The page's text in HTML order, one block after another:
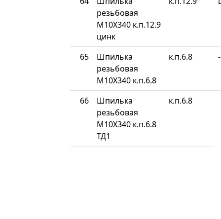
резьбовая
М10Х340 к.п.12.9
цинк
65
Шпилька
резьбовая
М10Х340 к.п.6.8
к.п.6.8 -
66
Шпилька
резьбовая
М10Х340 к.п.6.8
ТД1
к.п.6.8